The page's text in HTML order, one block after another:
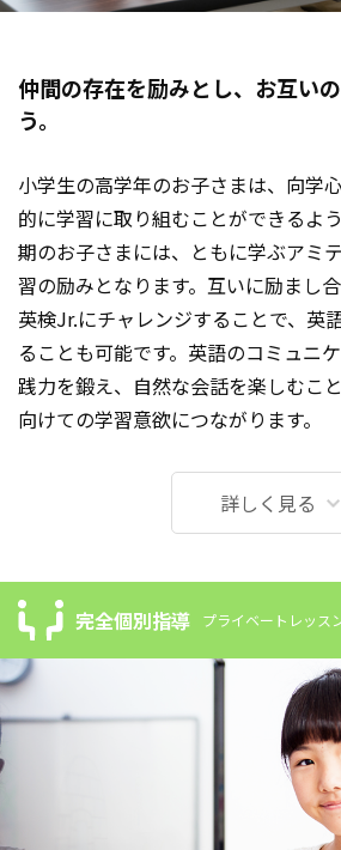
仲間の存在を励みとし、 お互い
う。
小学生の高学年のお子さまは、向学
的に学習に取り組むことができるよ
期のお子さまには、ともに学ぶアミ
習の励みとなります。互いに励まし
英検Jr.にチャレンジすることで、英
ることも可能です。英語のコミュニ
践力を鍛え、自然な会話を楽しむこ
向けての学習意欲につながります。
詳しく見る
プライベートレッス
完全個別指導